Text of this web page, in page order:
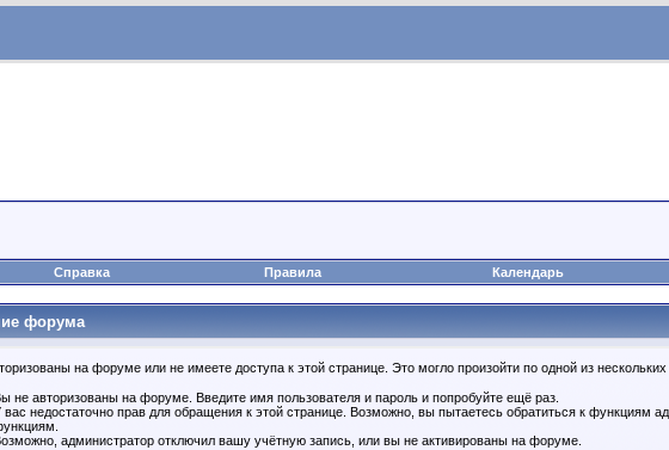
Справка Правила Календарь
форума
на форуме или не имеете доступа к этой странице. Это могло произойти по одной из нескольких
не авторизованы на форуме. Введите имя пользователя и пароль и попробуйте ещё раз.
вас недостаточно прав для обращения к этой странице. Возможно, вы пытаетесь обратиться к функциям
администратор отключил вашу учётную запись, или вы не активированы на форуме.